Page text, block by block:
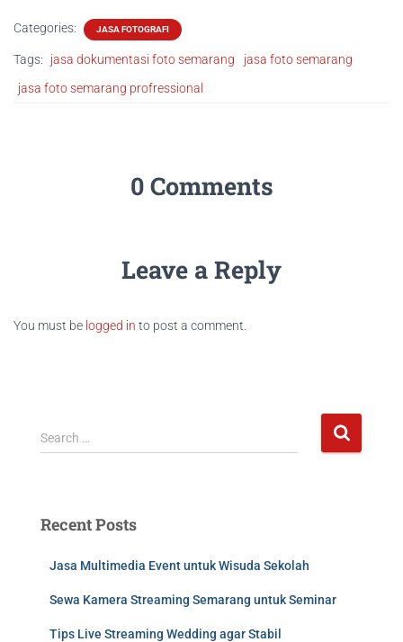
Categories: JASA FOTOGRAFI
Tags: jasa dokumentasi foto semarang
jasa foto semarang
jasa foto semarang profressional
0 Comments
Leave a Reply
You must be logged in to post a comment.
Search …
Recent Posts
Jasa Multimedia Event untuk Wisuda Sekolah
Sewa Kamera Streaming Semarang untuk Seminar
Tips Live Streaming Wedding agar Stabil